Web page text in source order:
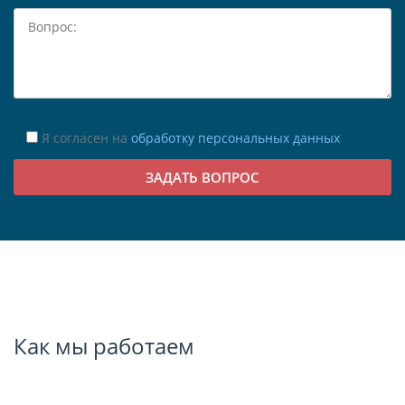
Я согласен на обработку персональных данных
Как мы работаем